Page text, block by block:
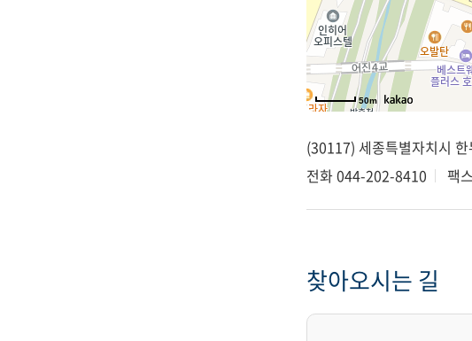
50m
(30117) 세종특별자치시
전화044-202-8410 팩스
찾아오시는 길